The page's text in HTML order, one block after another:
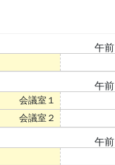
午前
午前
会議室１
会議室２
午前